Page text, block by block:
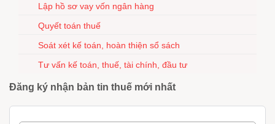
Lập hồ sơ vay vốn ngân hàng
Quyết toán thuế
Soát xét kế toán, hoàn thiện sổ sách
Tư vấn kế toán, thuế, tài chính, đầu tư
Đăng ký nhận bản tin thuế mới nhất